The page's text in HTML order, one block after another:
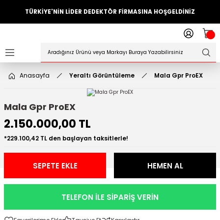
TÜRKİYE'NİN LİDER DEDEKTÖR FİRMASINA HOŞGELDİNİZ
Geri Dön
Anasayfa Yeraltı Görüntüleme Mala Gpr ProEX
Mala Gpr ProEX
2.150.000,00 TL
*229.100,42 TL den başlayan taksitlerle!
SEPETE EKLE HEMEN AL
TELEFON İLE SİPARİŞ VERİN